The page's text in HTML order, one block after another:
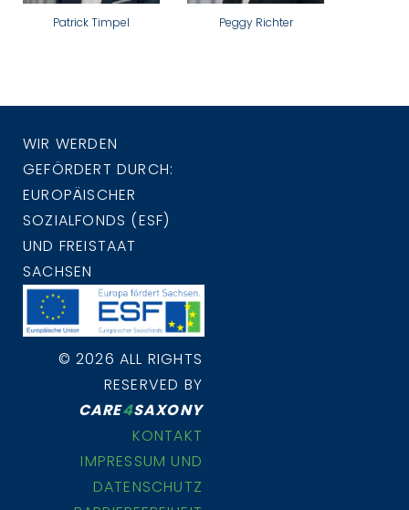
Patrick Timpel Peggy Richter
WIR WERDEN
GEFÖRDERT DURCH:
EUROPÄISCHER
SOZIALFONDS (ESF)
UND FREISTAAT
SACHSEN
© 2026 ALL RIGHTS
RESERVED BY
CARE4SAXONY
KONTAKT
IMPRESSUM UND
DATENSCHUTZ